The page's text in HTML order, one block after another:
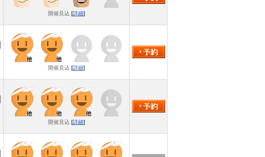
開催見込 [詳細]
開催見込 [詳細]
開催見込 [詳細]